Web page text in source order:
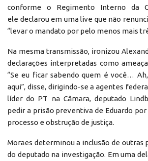
conforme o Regimento Interno da
ele declarou em uma live que não
“levar o mandato por pelo menos mais
Na mesma transmissão, ironizou
declarações interpretadas como
“Se eu ficar sabendo quem é você…
aqui”, disse, dirigindo-se a agentes
líder do PT na Câmara, deputado
pedir a prisão preventiva de Eduardo por
processo e obstrução de justiça.
Moraes determinou a inclusão de outras
do deputado na investigação. Em uma